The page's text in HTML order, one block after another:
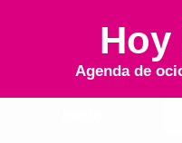
Hoy
Agenda de